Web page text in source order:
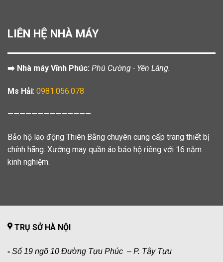
LIÊN HỆ NHÀ MÁY
➡️ Nhà máy Vĩnh Phúc: Phú Cường - Yên Lãng.
Ms Hải: 0981.056.078
——————————————
Bảo hộ lao động Thiên Bằng chuyên cung cấp trang thiết bị
chính hãng. Xưởng may quần áo bảo hộ riêng với 16 năm
kinh nghiệm.
TRỤ SỞ HÀ NỘI
- Số 19 ngõ 10 Đường Tựu Phúc – P. Tây Tựu